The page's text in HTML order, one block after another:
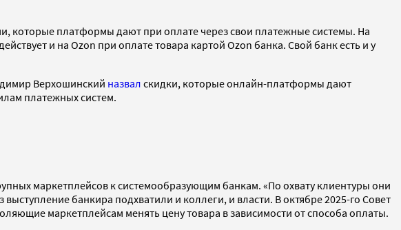
которые платформы дают при оплате через свои платежные системы. На
и на Ozon при оплате товара картой Ozon банка. Свой банк есть и у
Верхошинский назвал скидки, которые онлайн-платформы дают
платежных систем.
маркетплейсов к системообразующим банкам. «По охвату клиентуры они
банкира подхватили и коллеги, и власти. В октябре 2025-го Совет
маркетплейсам менять цену товара в зависимости от способа оплаты.